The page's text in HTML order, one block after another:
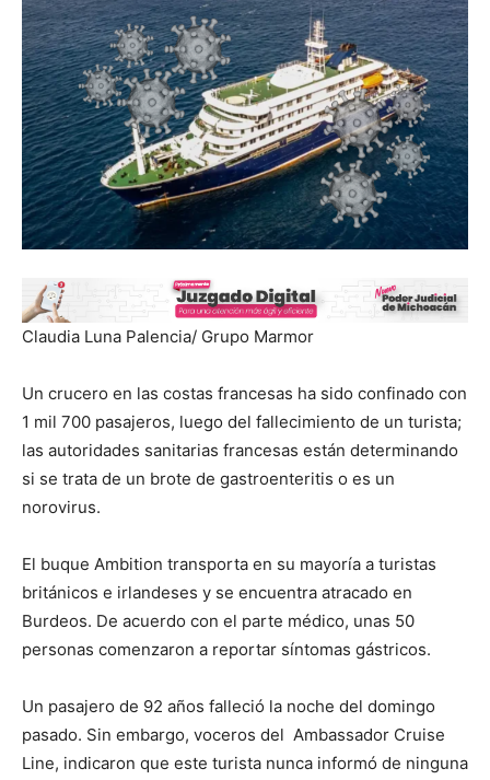
Claudia Luna Palencia/ Grupo Marmor
Un crucero en las costas francesas ha sido confinado con
1 mil 700 pasajeros, luego del fallecimiento de un turista;
las autoridades sanitarias francesas están determinando
si se trata de un brote de gastroenteritis o es un
norovirus.
El buque Ambition transporta en su mayoría a turistas
británicos e irlandeses y se encuentra atracado en
Burdeos. De acuerdo con el parte médico, unas 50
personas comenzaron a reportar síntomas gástricos.
Un pasajero de 92 años falleció la noche del domingo
pasado. Sin embargo, voceros del Ambassador Cruise
Line, indicaron que este turista nunca informó de ninguna